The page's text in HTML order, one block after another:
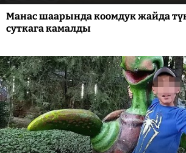
Манас шаарында коомдук жайда
суткага камалды